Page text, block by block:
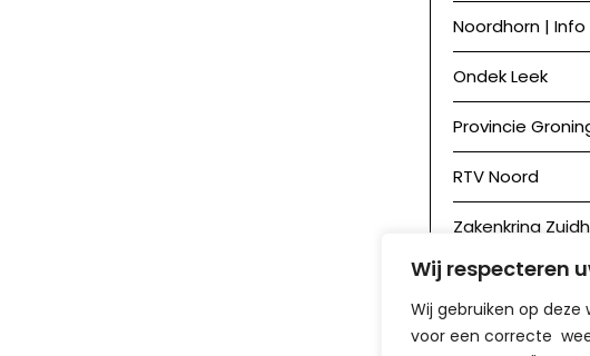
Wij respecteren
Wij gebruiken op
voor een correcte
Noordhorn | Info
Ondek Leek
Provincie
RTV Noord
Zakenkring
Zuidhorn in
Achief